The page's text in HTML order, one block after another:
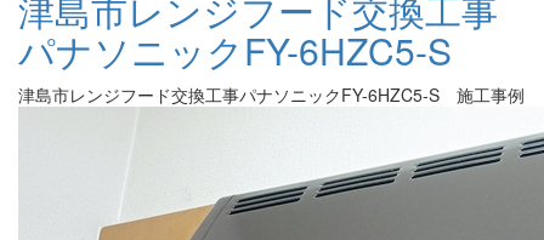
パナソニックFY-6HZC5-S
津島市レンジフード交換工事パナソニックFY-6HZC5-S 施工事例